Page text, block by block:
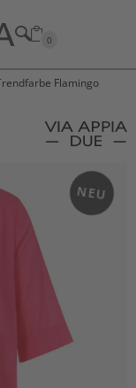
0
Flamingo
NEU